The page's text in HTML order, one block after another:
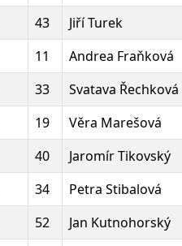
43 Jiří Turek
11 Andrea Fraňková
33 Svatava Řechková
19 Věra Marešová
40 Jaromír Tikovský
34 Petra Stibalová
52 Jan Kutnohorský